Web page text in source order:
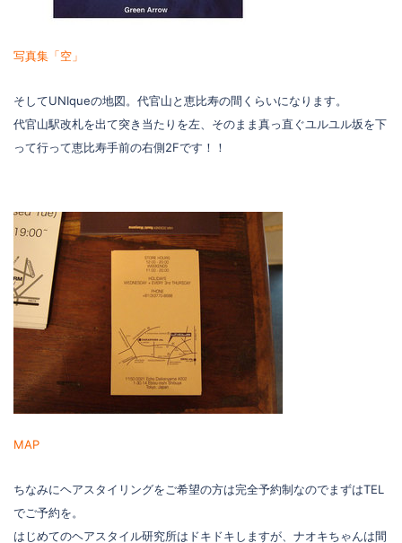
写真集「空」
そしてUNIqueの地図。代官山と恵比寿の間くらいになります。
代官山駅改札を出て突き当たりを左、そのまま真っ直ぐユルユル坂を下
って行って恵比寿手前の右側2Fです！！
MAP
ちなみにヘアスタイリングをご希望の方は完全予約制なのでまずはTEL
でご予約を。
はじめてのヘアスタイル研究所はドキドキしますが、ナオキちゃんは間